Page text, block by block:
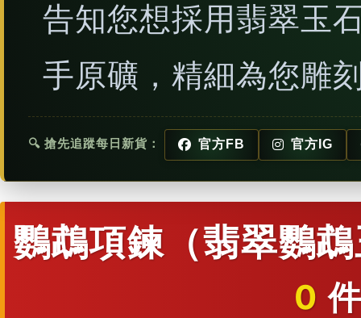
告知您想採用翡翠玉
手原礦，精細為您雕
🔍 搶先追蹤每日新貨： 官方FB 官方IG
鸚鵡項鍊（翡翠鸚
0